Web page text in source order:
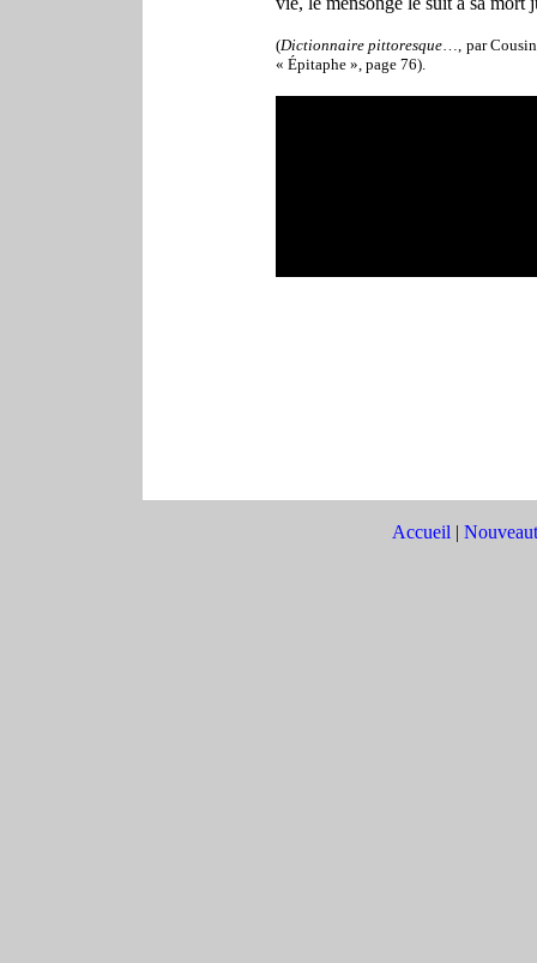
(Dictionnaire pittoresque…, par Cousin
« Épitaphe », page 76).
Accueil |